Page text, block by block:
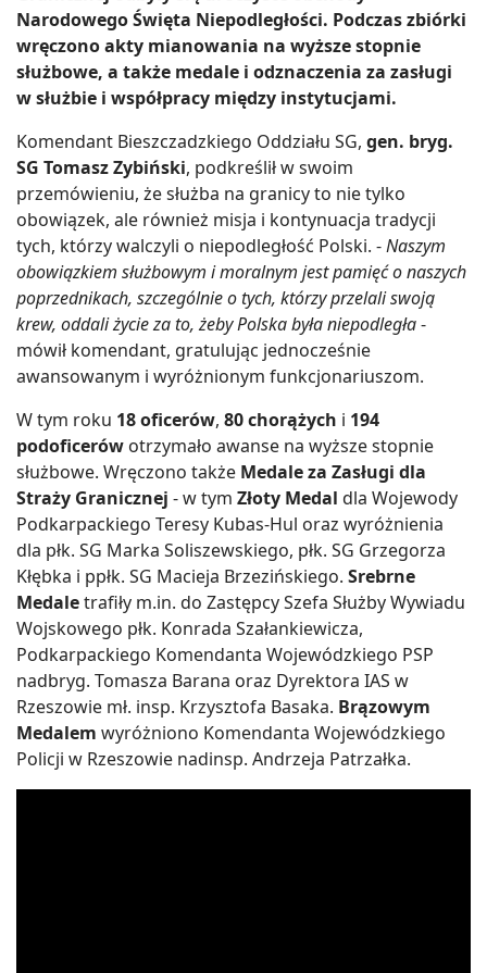
Narodowego Święta Niepodległości. Podczas zbiórki
wręczono akty mianowania na wyższe stopnie
służbowe, a także medale i odznaczenia za zasługi
w służbie i współpracy między instytucjami.
Komendant Bieszczadzkiego Oddziału SG, gen. bryg.
SG Tomasz Zybiński, podkreślił w swoim
przemówieniu, że służba na granicy to nie tylko
obowiązek, ale również misja i kontynuacja tradycji
tych, którzy walczyli o niepodległość Polski. -Naszym
obowiązkiem służbowym i moralnym jest pamięć o naszych
poprzednikach, szczególnie o tych, którzy przelali swoją
krew, oddali życie za to, żeby Polska była niepodległa-
mówił komendant, gratulując jednocześnie
awansowanym i wyróżnionym funkcjonariuszom.
W tym roku 18 oficerów, 80 chorążych i 194
podoficerów otrzymało awanse na wyższe stopnie
służbowe. Wręczono także Medale za Zasługi dla
Straży Granicznej - w tym Złoty Medal dla Wojewody
Podkarpackiego Teresy Kubas-Hul oraz wyróżnienia
dla płk. SG Marka Soliszewskiego, płk. SG Grzegorza
Kłębka i ppłk. SG Macieja Brzezińskiego. Srebrne
Medaletrafiły m.in. do Zastępcy Szefa Służby Wywiadu
Wojskowego płk. Konrada Szałankiewicza,
Podkarpackiego Komendanta Wojewódzkiego PSP
nadbryg. Tomasza Barana oraz Dyrektora IAS w
Rzeszowie mł. insp. Krzysztofa Basaka. Brązowym
Medalem wyróżniono Komendanta Wojewódzkiego
Policji w Rzeszowie nadinsp. Andrzeja Patrzałka.